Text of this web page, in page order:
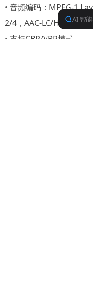
• 音频编码：MPEG-1
2/4，AAC-LC/HE-AAC
• 支持CBR/VBR模式